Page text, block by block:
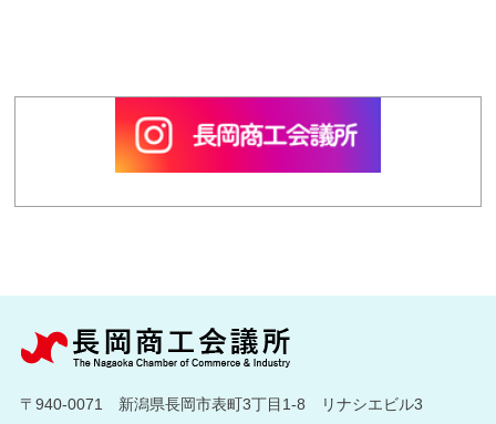
〒940-0071 新潟県長岡市表町3丁目1-8 リナシエビル3